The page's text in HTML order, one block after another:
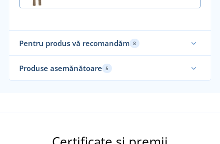
Pentru produs vă recomandăm 8
Produse asemănătoare 5